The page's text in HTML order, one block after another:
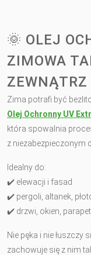
🌞 OLEJ
ZIMOWA
ZEWNĄTRZ
Zima potrafi być
Olej Ochronny UV
która spowalnia
z niezabezpieczonym
Idealny do:
✔️ elewacji i fasad
✔️ pergoli, altanek,
✔️ drzwi, okien,
Nie pęka i nie
zachowuje się z nim